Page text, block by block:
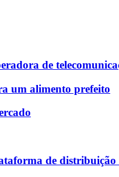
de
um alimento prefeito
de distribuição